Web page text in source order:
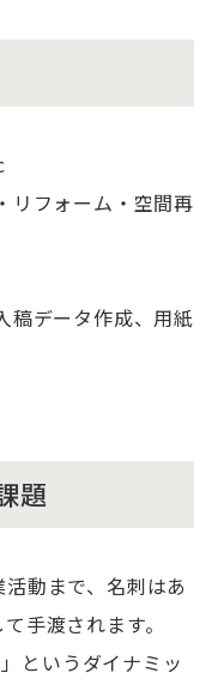
リフォーム・空間再
稿データ作成、用紙
題
動まで、名刺はあ
手渡されます。
というダイナミッ